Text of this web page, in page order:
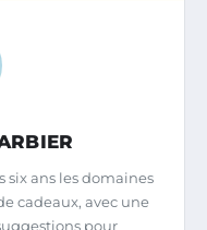
six ans les domaines
cadeaux, avec une
pour